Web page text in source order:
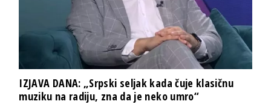
IZJAVA DANA: „Srpski seljak kada čuje klasičnu
muziku na radiju, zna da je neko umro“